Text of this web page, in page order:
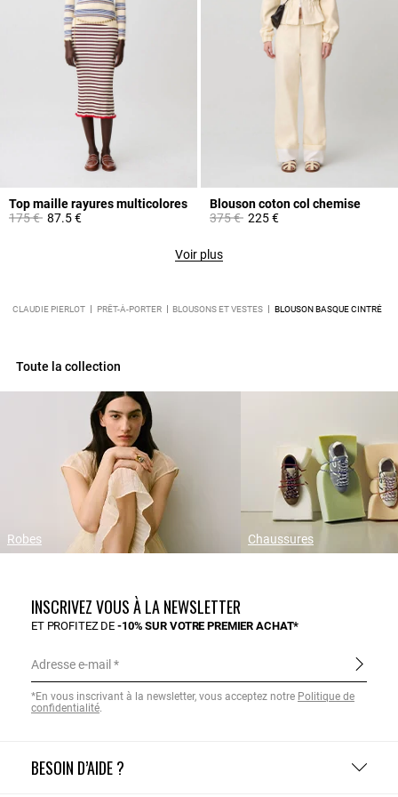
Top maille rayures multicolores
Prix réduit à partir de
175 €à87.5 €
Blouson coton col chemise
Prix réduit à partir de
375 €à225 €
Voir plus
CLAUDIE PIERLOT PRÊT-À-PORTER BLOUSONS ET VESTES BLOUSON BASQUE CINTRÉ
Toute la collection
Robes Chaussures
BESOIN D’AIDE ?
INSCRIVEZ VOUS À LA NEWSLETTER
ET PROFITEZ DE-10% SUR VOTRE PREMIER ACHAT*
Adresse e-mail
*En vous inscrivant à la newsletter, vous acceptez notre Politique de
confidentialité.